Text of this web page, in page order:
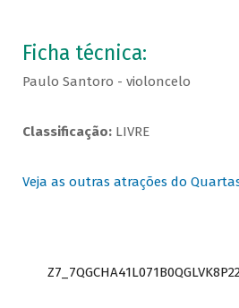
Ficha técnica:
Paulo Santoro - violoncelo
Classificação:LIVRE
Veja as outras atrações do